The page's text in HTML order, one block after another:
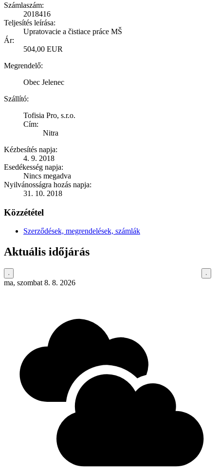
Számlaszám:
2018416
Teljesítés leírása:
Upratovacie a čistiace práce MŠ
Ár:
504,00 EUR
Megrendelő:
Obec Jelenec
Szállító:
Tofisia Pro, s.r.o.
Cím:
Nitra
Kézbesítés napja:
4. 9. 2018
Esedékesség napja:
Nincs megadva
Nyilvánosságra hozás napja:
31. 10. 2018
Közzététel
Szerződések, megrendelések, számlák
Aktuális időjárás
ma, szombat 8. 8. 2026